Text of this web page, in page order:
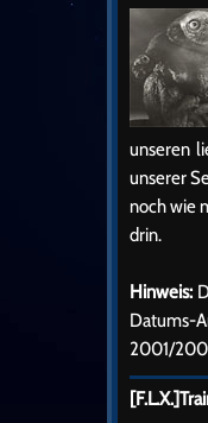
unseren
unserer
noch wie
drin.
Hinweis:
Datums-
2001/